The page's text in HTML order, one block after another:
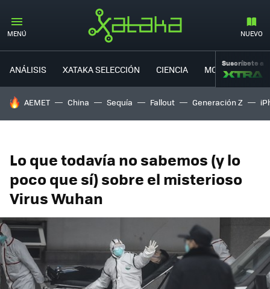
MENÚ NUEVO
ANÁLISIS XATAKA SELECCIÓN CIENCIA MOVILIDAD
Suscríbete a
HOY SE HABLA DE
AEMET China Sequía Fallout Generación Z
Lo que todavía no sabemos (y lo
poco que sí) sobre el misterioso
Virus Wuhan